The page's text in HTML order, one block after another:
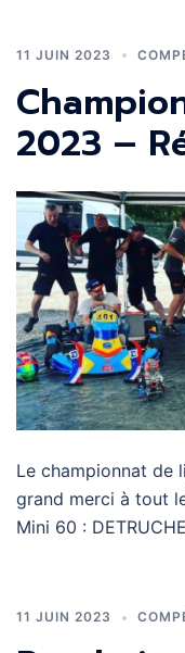
11 JUIN 2023
2023 –
Le championnat de
grand merci à tout
Mini 60 :
11 JUIN 2023